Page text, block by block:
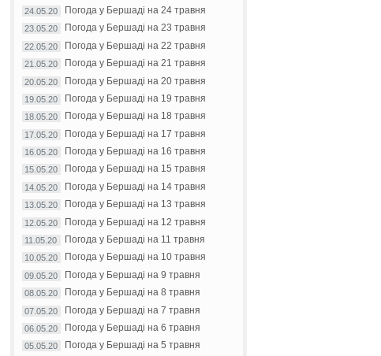
24.05.20 Погода у Бершаді на 24 травня
23.05.20 Погода у Бершаді на 23 травня
22.05.20 Погода у Бершаді на 22 травня
21.05.20 Погода у Бершаді на 21 травня
20.05.20 Погода у Бершаді на 20 травня
19.05.20 Погода у Бершаді на 19 травня
18.05.20 Погода у Бершаді на 18 травня
17.05.20 Погода у Бершаді на 17 травня
16.05.20 Погода у Бершаді на 16 травня
15.05.20 Погода у Бершаді на 15 травня
14.05.20 Погода у Бершаді на 14 травня
13.05.20 Погода у Бершаді на 13 травня
12.05.20 Погода у Бершаді на 12 травня
11.05.20 Погода у Бершаді на 11 травня
10.05.20 Погода у Бершаді на 10 травня
09.05.20 Погода у Бершаді на 9 травня
08.05.20 Погода у Бершаді на 8 травня
07.05.20 Погода у Бершаді на 7 травня
06.05.20 Погода у Бершаді на 6 травня
05.05.20 Погода у Бершаді на 5 травня